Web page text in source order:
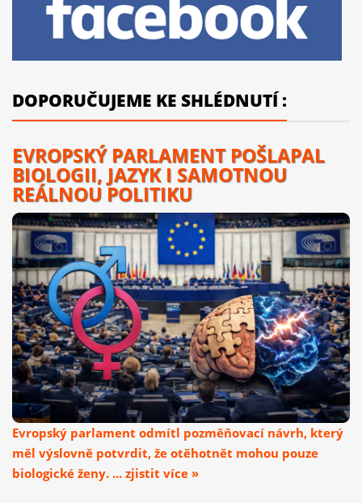
DOPORUČUJEME KE SHLÉDNUTÍ :
EVROPSKÝ PARLAMENT POŠLAPAL
BIOLOGII, JAZYK I SAMOTNOU
REÁLNOU POLITIKU
Evropský parlament odmítl pozměňovací návrh, který
měl výslovně potvrdit, že otěhotnět mohou pouze
biologické ženy. ... zjistit více »